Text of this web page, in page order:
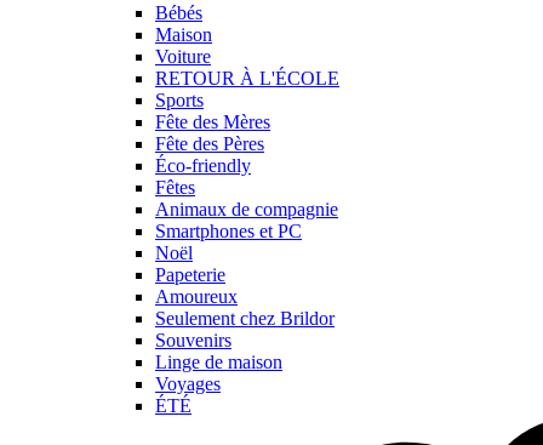
Bébés
Maison
Voiture
RETOUR À L'ÉCOLE
Sports
Fête des Mères
Fête des Pères
Éco-friendly
Fêtes
Animaux de compagnie
Smartphones et PC
Noël
Papeterie
Amoureux
Seulement chez Brildor
Souvenirs
Linge de maison
Voyages
ÉTÉ